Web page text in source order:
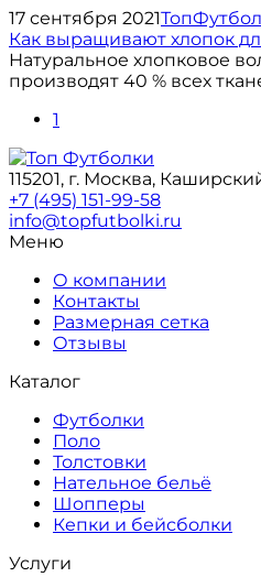
17 сентября 2021
Как выращивают хлопок
Натуральное хлопковое
производят 40 % всех
1
115201, г. Москва,
+7 (495) 151-99-58
info@topfutbolki.ru
Меню
О компании
Контакты
Размерная сетка
Отзывы
Каталог
Футболки
Поло
Толстовки
Нательное бельё
Шопперы
Кепки и бейсболки
Услуги